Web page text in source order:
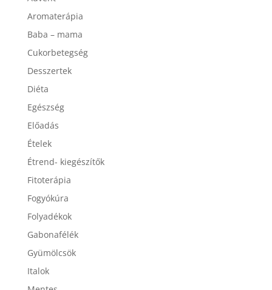
Előadás
Ételek